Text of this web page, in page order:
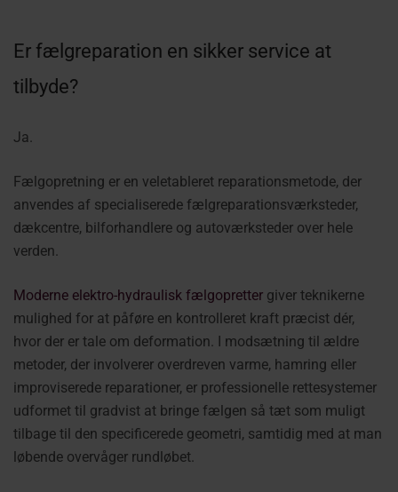
Er fælgreparation en sikker service at
tilbyde?
Ja.
Fælgopretning er en veletableret reparationsmetode, der
anvendes af specialiserede fælgreparationsværksteder,
dækcentre, bilforhandlere og autoværksteder over hele
verden.
Moderne elektro-hydraulisk fælgopretter giver teknikerne
mulighed for at påføre en kontrolleret kraft præcist dér,
hvor der er tale om deformation. I modsætning til ældre
metoder, der involverer overdreven varme, hamring eller
improviserede reparationer, er professionelle rettesystemer
udformet til gradvist at bringe fælgen så tæt som muligt
tilbage til den specificerede geometri, samtidig med at man
løbende overvåger rundløbet.